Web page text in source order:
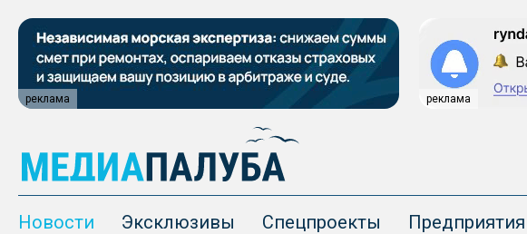
реклама реклама
Новости Эксклюзивы Спецпроекты Предприятия